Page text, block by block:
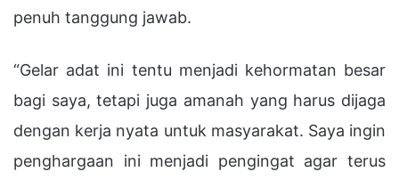
penuh tanggung jawab.
“Gelar adat ini tentu menjadi kehormatan besar
bagi saya, tetapi juga amanah yang harus dijaga
dengan kerja nyata untuk masyarakat. Saya ingin
penghargaan ini menjadi pengingat agar terus